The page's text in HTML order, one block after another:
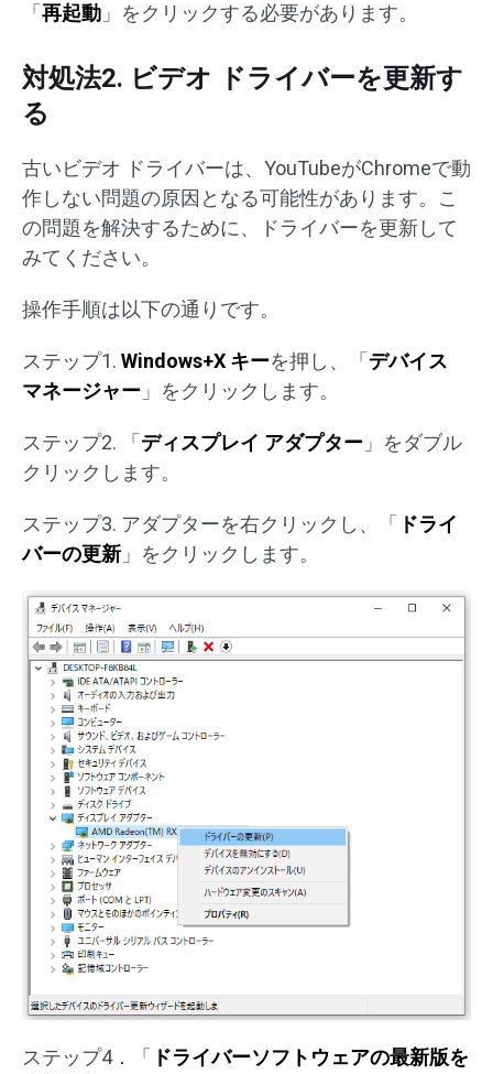
「 再起動 」をクリックする必要があります。
対処法2. ビデオ ドライバーを更新す
る
古いビデオ ドライバーは、YouTubeがChromeで動
作しない問題の原因となる可能性があります。こ
の問題を解決するために、ドライバーを更新して
みてください。
操作手順は以下の通りです。
ステップ1. Windows+X キーを押し、「 デバイス
マネージャー 」をクリックします。
ステップ2. 「 ディスプレイ アダプター 」をダブル
クリックします。
ステップ3. アダプターを右クリックし、「 ドライ
バーの更新 」をクリックします。
ステップ4．「 ドライバーソフトウェアの最新版を